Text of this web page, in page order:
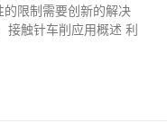
限制需要创新的解决
接触针车削应用概述 利